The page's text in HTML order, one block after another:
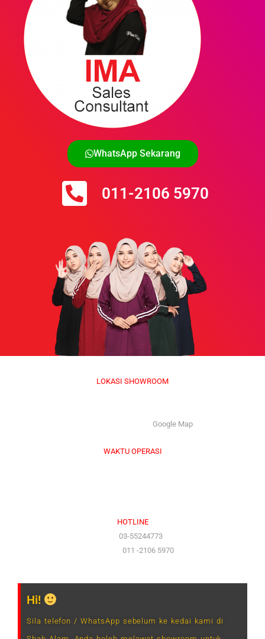
WhatsApp Sekarang
011-2106 5970
LOKASI SHOWROOM
Google Map
WAKTU OPERASI
HOTLINE
03-55244773
011 -2106 5970
Hi!
Sila telefon / WhatsApp sebelum ke kedai kami di